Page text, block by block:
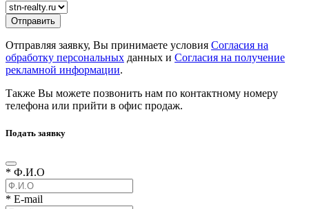
Отправляя заявку, Вы принимаете условия Согласия на
обработку персональных данных и Согласия на получение
рекламной информации.
Также Вы можете позвонить нам по контактному номеру
телефона или прийти в офис продаж.
Подать заявку
* Ф.И.О
* E-mail